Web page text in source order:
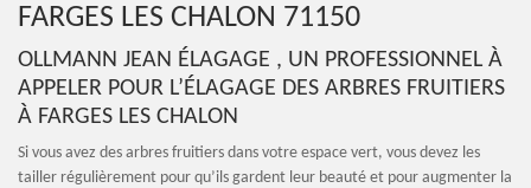
FARGES LES CHALON 71150
OLLMANN JEAN ÉLAGAGE , UN PROFESSIONNEL À
APPELER POUR L’ÉLAGAGE DES ARBRES FRUITIERS
À FARGES LES CHALON
Si vous avez des arbres fruitiers dans votre espace vert, vous devez les
tailler régulièrement pour qu’ils gardent leur beauté et pour augmenter la